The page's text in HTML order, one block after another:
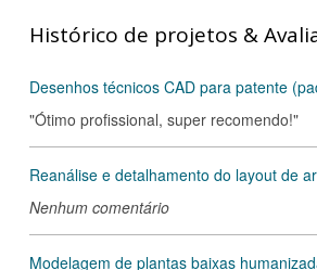
Histórico de projetos &
Desenhos técnicos CAD para patente
"Ótimo profissional, super recomendo!"
Reanálise e detalhamento do layout de
Nenhum comentário
Modelagem de plantas baixas